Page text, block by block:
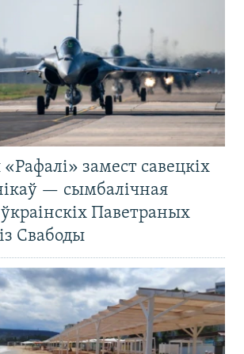
замест савецкіх
— сымбалічная
Паветраных
Свабоды